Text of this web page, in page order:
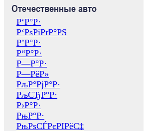
Отечественные авто
Р‘Р°Р·
Р‘РѕРіРґР°РЅ
Р’Р°Р·
Р“Р°Р·
Р—Р°Р·
Р—РёР»
РљР°РјР°Р·
РљСЂР°Р·
Р›Р°Р·
РњР°Р·
РњРѕСЃРєРІРёС‡